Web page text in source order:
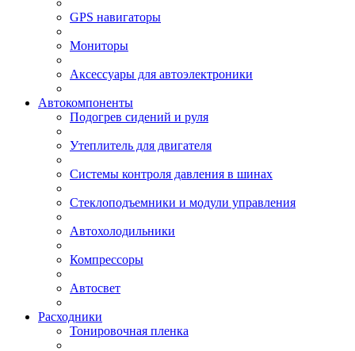
GPS навигаторы
Мониторы
Аксессуары для автоэлектроники
Автокомпоненты
Подогрев сидений и руля
Утеплитель для двигателя
Системы контроля давления в шинах
Стеклоподъемники и модули управления
Автохолодильники
Компрессоры
Автосвет
Расходники
Тонировочная пленка